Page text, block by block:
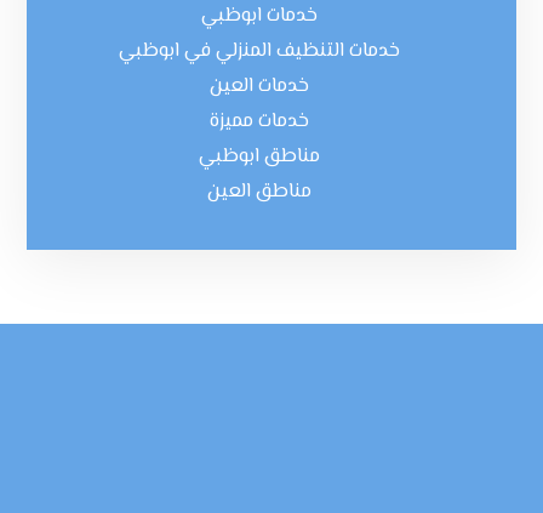
خدمات ابوظبي
خدمات التنظيف المنزلي في ابوظبي
خدمات العين
خدمات مميزة
مناطق ابوظبي
مناطق العين